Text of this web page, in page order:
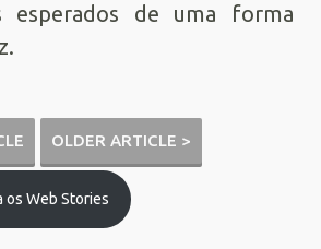
esperados de uma forma
OLDER ARTICLE >
os Web Stories